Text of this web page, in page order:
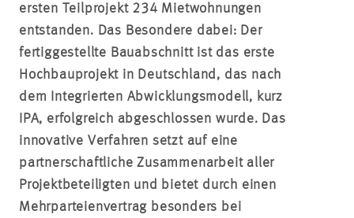
ersten Teilprojekt 234 Mietwohnungen
entstanden. Das Besondere dabei: Der
fertiggestellte Bauabschnitt ist das erste
Hochbauprojekt in Deutschland, das nach
dem Integrierten Abwicklungsmodell, kurz
IPA, erfolgreich abgeschlossen wurde. Das
innovative Verfahren setzt auf eine
partnerschaftliche Zusammenarbeit aller
Projektbeteiligten und bietet durch einen
Mehrparteienvertrag besonders bei